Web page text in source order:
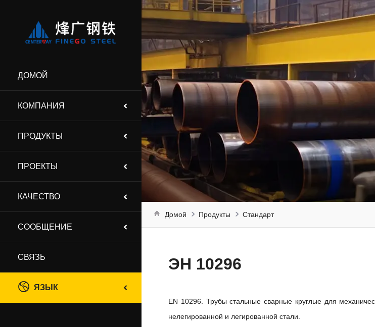
ДОМОЙ
КОМПАНИЯ
ПРОДУКТЫ
ПРОЕКТЫ
КАЧЕСТВО
СООБЩЕНИЕ
СВЯЗЬ
ЯЗЫК
Домой Продукты Стандарт
ЭН 10296
EN 10296. Трубы стальные сварные круглые для
нелегированной и легированной стали.